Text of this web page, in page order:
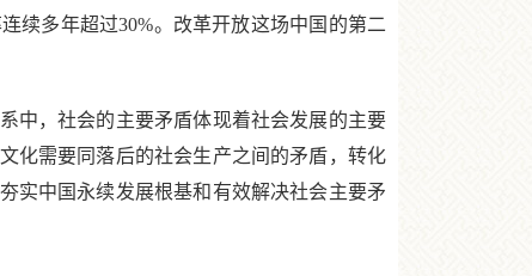
续多年超过30%。改革开放这场中国的第二
，社会的主要矛盾体现着社会发展的主要
化需要同落后的社会生产之间的矛盾，转化
实中国永续发展根基和有效解决社会主要矛